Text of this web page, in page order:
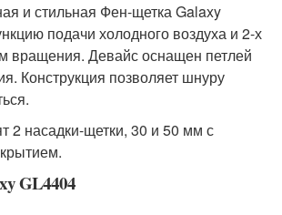
и стильная Фен-щетка Galaxy
подачи холодного воздуха и 2-х
вращения. Девайс оснащен петлей
Конструкция позволяет шнуру
2 насадки-щетки, 30 и 50 мм с
GL4404